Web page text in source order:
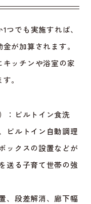
つでも実施すれば、
が加算されます。
ッチンや浴室の家
。
：ビルトイン食洗
ビルトイン自動調理
ックスの設置などが
送る子育て世帯の強
、段差解消、廊下幅